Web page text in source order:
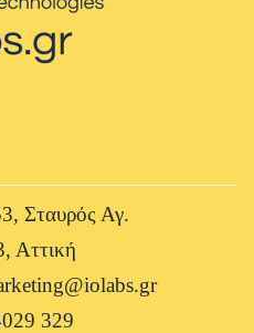
Σταυρός Αγ.
Αττική
329